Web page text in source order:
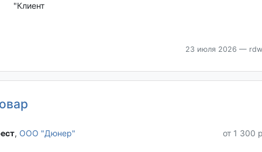
"Клиент
23 июля 2026 —
, ООО "Дюнер" от 1 300